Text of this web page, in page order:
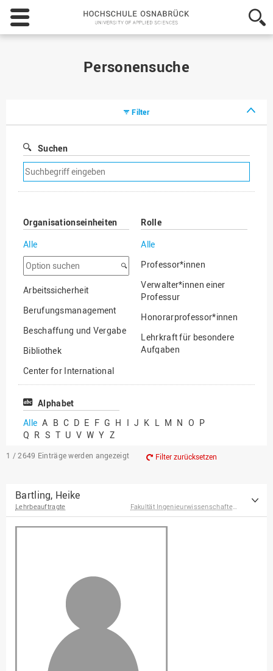
Hochschule
Osnabrück
-
Personensuche
Filter
Suchen
Suchfilter
entfernen
Organisationseinheiten
Alle
Option
suchen
Arbeitssicherheit
Berufungsmanagement
Beschaffung und Vergabe
Bibliothek
Center for International
Mobility
Center for International
Chancengerechtigkeit
eLearning Competence
EU-Büro
Fakultät
Agrarwissenschaften und
und Informatik
Fakultät Management,
Kultur und Technik
Fakultät Wirtschafts- und
Sozialwissenschaften
Finanzen
Rolle
Alle
Professor*innen
Verwalter*innen einer
Professur
Honorarprofessor*innen
Lehrkraft für besondere
Aufgaben
Professor*innen im
Alphabet
Alle A B C D E F G H I J K L M N O P
Q R S T U V W Y Z
1 / 2649 Einträge werden angezeigt Filter zurücksetzen
Bartling, Heike
Lehrbeauftragte Fakultät Ingenieurwissenschaften und Informatik